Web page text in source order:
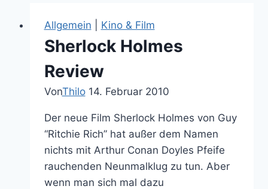
Allgemein Kino & Film
Sherlock Holmes
Review
VonThilo 14. Februar 2010
Der neue Film Sherlock Holmes von Guy
“Ritchie Rich” hat außer dem Namen
nichts mit Arthur Conan Doyles Pfeife
rauchenden Neunmalklug zu tun. Aber
wenn man sich mal dazu